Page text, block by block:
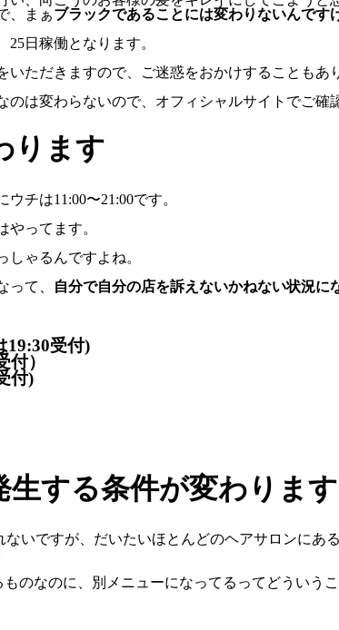
、まぁブラックであることには変わりないんです
日稼働となります。
ただきますので、ご迷惑をおかけすることもあ
は変わらないので、オフィシャルサイトでご確
ります
チは11:00〜21:00です。
ってます。
ゃるんですよね。
て、
自分で自分の店を訴えないかねない状況に
19:30受付)
）
付)
生する条件が変わります
いですが、だいたいほとんどのヘアサロンにあ
のなのに、別メニューになってるってどういう